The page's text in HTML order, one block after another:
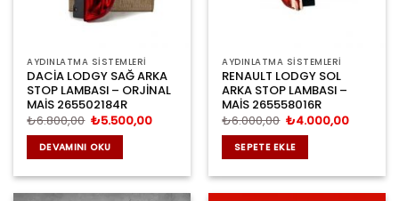
AYDINLATMA SİSTEMLERİ
DACİA LODGY SAĞ ARKA
STOP LAMBASI – ORJİNAL
MAİS 265502184R
₺6.800,00 Orijinal
fiyat:
₺6.800,00.
₺5.500,00Şu
DEVAMINI OKU
AYDINLATMA SİSTEMLERİ
RENAULT LODGY SOL
ARKA STOP LAMBASI –
MAİS 265558016R
₺6.000,00 Orijinal
fiyat:
₺6.000,00.
₺4.000,00Şu
SEPETE EKLE